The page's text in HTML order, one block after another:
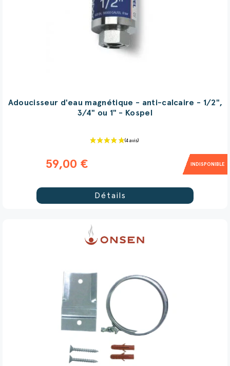
(20 avis)
Adoucisseur d'eau magnétique - anti-calcaire - 1/2",
3/4" ou 1" - Kospel
59,00 € INDISPONIBLE
Détails